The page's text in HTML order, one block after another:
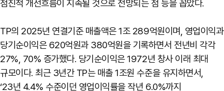
점진적 개선흐름이 지속될 것으로 전망되는 점 등을 꼽았다.
TP의 2025년 연결기준 매출액은 1조 289억원이며, 영업이익과
당기순이익은 620억원과 380억원을 기록하면서 전년비 각각
27%, 70% 증가했다. 당기순이익은 1972년 창사 이래 최대
규모이다. 최근 3년간 TP는 매출 1조원 수준을 유지하면서,
‘23년 4.4% 수준이던 영업이익률을 작년 6.0%까지